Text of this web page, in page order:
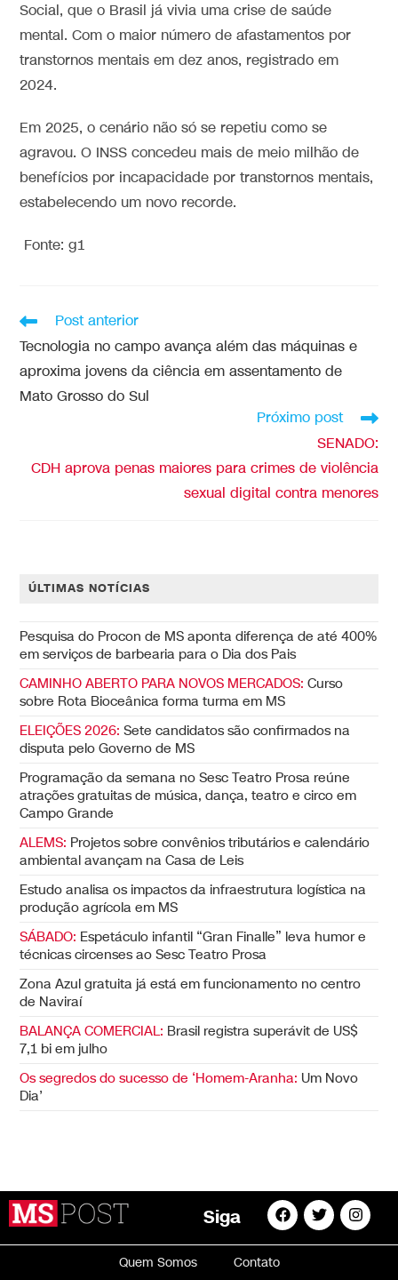
Social, que o Brasil já vivia uma crise de saúde
mental. Com o maior número de afastamentos por
transtornos mentais em dez anos, registrado em
2024.
Em 2025, o cenário não só se repetiu como se
agravou. O INSS concedeu mais de meio milhão de
benefícios por incapacidade por transtornos mentais,
estabelecendo um novo recorde.
Fonte: g1
Post anterior
Tecnologia no campo avança além das máquinas e
aproxima jovens da ciência em assentamento de
Mato Grosso do Sul
Próximo post
SENADO:
CDH aprova penas maiores para crimes de violência
sexual digital contra menores
ÚLTIMAS NOTÍCIAS
Pesquisa do Procon de MS aponta diferença de até 400%
em serviços de barbearia para o Dia dos Pais
CAMINHO ABERTO PARA NOVOS MERCADOS: Curso
sobre Rota Bioceânica forma turma em MS
ELEIÇÕES 2026: Sete candidatos são confirmados na
disputa pelo Governo de MS
Programação da semana no Sesc Teatro Prosa reúne
atrações gratuitas de música, dança, teatro e circo em
Campo Grande
ALEMS: Projetos sobre convênios tributários e calendário
ambiental avançam na Casa de Leis
Estudo analisa os impactos da infraestrutura logística na
produção agrícola em MS
SÁBADO: Espetáculo infantil “Gran Finalle” leva humor e
técnicas circenses ao Sesc Teatro Prosa
Zona Azul gratuita já está em funcionamento no centro
de Naviraí
BALANÇA COMERCIAL: Brasil registra superávit de US$
7,1 bi em julho
Os segredos do sucesso de ‘Homem-Aranha: Um Novo
Dia’
Siga
Quem Somos Contato